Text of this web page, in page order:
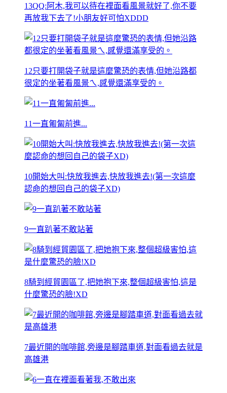
13QQ:阿木,我可以待在裡面看風景就好了,你不要
再放我下去了!小朋友好可怕XDDD
12只要打開袋子就是這麼驚恐的表情,但她沿路都
很定的坐著看風景ㄟ,感覺還滿享受的。
11一直匍匐前進...
10開始大叫:快放我進去,快放我進去!(第一次這麼
認命的想回自己的袋子XD)
9一直趴著不敢站著
8騎到經貿園區了,把她抱下來,整個超級害怕,這是
什麼驚恐的臉!XD
7最近開的咖啡館,旁邊是腳踏車道,對面看過去就是
高雄港